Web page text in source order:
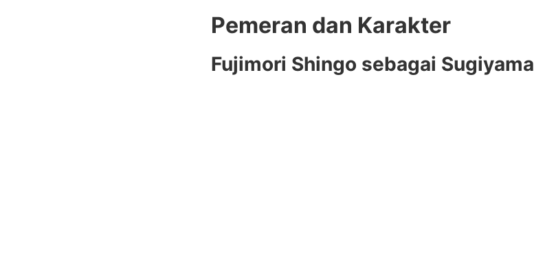
Pemeran dan Karakter
Fujimori Shingo sebagai Sugiyama